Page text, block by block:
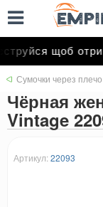
щоб
Сумочки через
Чёрная
Vintage
Артикул: 22093